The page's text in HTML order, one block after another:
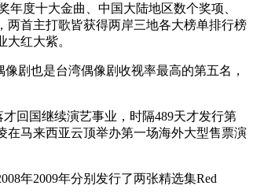
度十大金曲、中国大陆地区数个奖项、
两首主打歌皆获得两岸三地各大榜单排行榜
红大紫。
剧也是台湾偶像剧收视率最高的第五名，
回国继续演艺事业，时隔489天才发行第
在马来西亚云顶举办第一场海外大型售票演
年2009年分别发行了两张精选集Red